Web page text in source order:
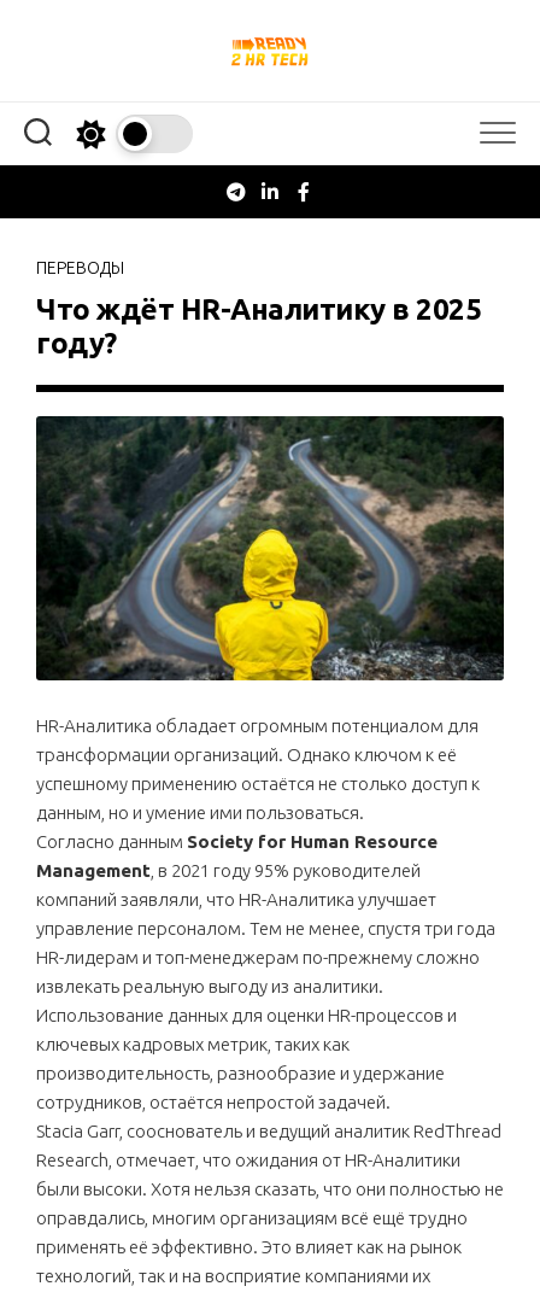
ПЕРЕВОДЫ
Что ждёт HR-Аналитику в 2025
году?
HR-Аналитика обладает огромным потенциалом для
трансформации организаций. Однако ключом к её
успешному применению остаётся не столько доступ к
данным, но и умение ими пользоваться.
Согласно данным Society for Human Resource
Management , в 2021 году 95% руководителей
компаний заявляли, что HR-Аналитика улучшает
управление персоналом. Тем не менее, спустя три года
HR-лидерам и топ-менеджерам по-прежнему сложно
извлекать реальную выгоду из аналитики.
Использование данных для оценки HR-процессов и
ключевых кадровых метрик, таких как
производительность, разнообразие и удержание
сотрудников, остаётся непростой задачей.
Stacia Garr, сооснователь и ведущий аналитик RedThread
Research, отмечает, что ожидания от HR-Аналитики
были высоки. Хотя нельзя сказать, что они полностью не
оправдались, многим организациям всё ещё трудно
применять её эффективно. Это влияет как на рынок
технологий, так и на восприятие компаниями их